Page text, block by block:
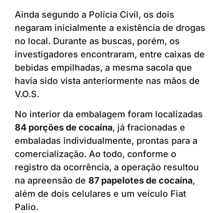
Ainda segundo a Polícia Civil, os dois
negaram inicialmente a existência de drogas
no local. Durante as buscas, porém, os
investigadores encontraram, entre caixas de
bebidas empilhadas, a mesma sacola que
havia sido vista anteriormente nas mãos de
V.O.S.
No interior da embalagem foram localizadas
84 porções de cocaína, já fracionadas e
embaladas individualmente, prontas para a
comercialização. Ao todo, conforme o
registro da ocorrência, a operação resultou
na apreensão de 87 papelotes de cocaína,
além de dois celulares e um veículo Fiat
Palio.